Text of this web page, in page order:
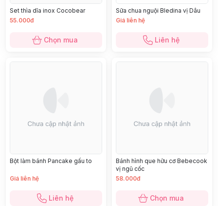
Set thìa dĩa inox Cocobear
55.000đ
Chọn mua
Sữa chua nguội Bledina vị Dâu
Giá liên hệ
Liên hệ
Bột làm bánh Pancake gấu to
Giá liên hệ
Liên hệ
Bánh hình que hữu cơ Bebecook
vị ngũ cốc
58.000đ
Chọn mua